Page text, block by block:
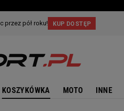
KOSZYKÓWKA MOTO INNE